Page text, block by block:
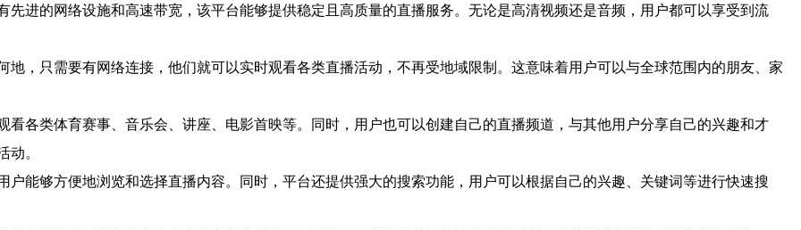
进的网络设施和高速带宽，该平台能够提供稳定且高质量的直播服务。无论是高清视频还是音频，用户都可以享受到流
，只需要有网络连接，他们就可以实时观看各类直播活动，不再受地域限制。这意味着用户可以与全球范围内的朋友、家
各类体育赛事、音乐会、讲座、电影首映等。同时，用户也可以创建自己的直播频道，与其他用户分享自己的兴趣和才
动。
能够方便地浏览和选择直播内容。同时，平台还提供强大的搜索功能，用户可以根据自己的兴趣、关键词等进行快速搜